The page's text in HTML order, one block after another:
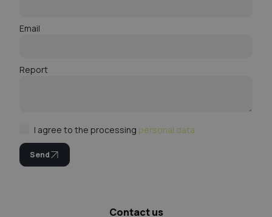
Email
Report
I agree to the processing personal data
Send
Contact us